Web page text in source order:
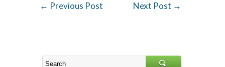
← Previous Post Next Post →